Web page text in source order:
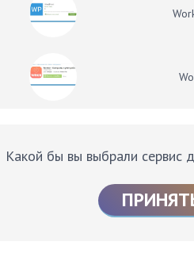
Какой бы вы выбрали сервис